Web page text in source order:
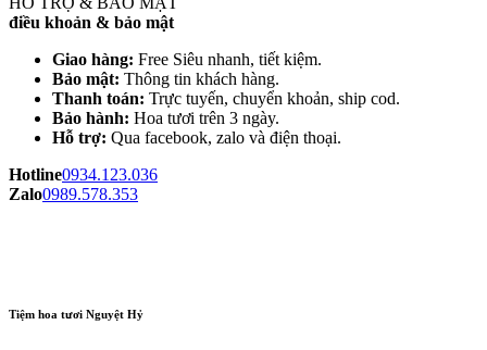
điều khoản & bảo mật
Giao hàng: Free Siêu nhanh, tiết kiệm.
Bảo mật: Thông tin khách hàng.
Thanh toán: Trực tuyến, chuyển khoản, ship cod.
Bảo hành: Hoa tươi trên 3 ngày.
Hỗ trợ: Qua facebook, zalo và điện thoại.
Hotline0934.123.036
Zalo0989.578.353
Tiệm hoa tươi Nguyệt Hỷ